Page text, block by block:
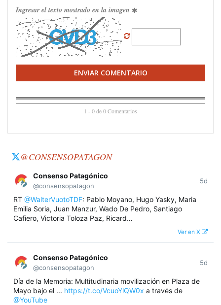
Ingresar el texto mostrado en la imagen
ENVIAR COMENTARIO
1 - 0 de 0 Comentarios
@CONSENSOPATAGON
Consenso Patagónico
@consensopatagon
5d
RT @WalterVuotoTDF: Pablo Moyano, Hugo Yasky, Maria
Emilia Soria, Juan Manzur, Wado De Pedro, Santiago
Cafiero, Victoria Toloza Paz, Ricard…
Ver en X
Consenso Patagónico
@consensopatagon
5d
Día de la Memoria: Multitudinaria movilización en Plaza de
Mayo bajo el ... https://t.co/VcuoYlQW0x a través de
@YouTube